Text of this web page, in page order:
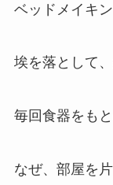
ベッドメイキ
埃を落として
毎回食器をも
なぜ、部屋を